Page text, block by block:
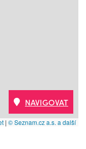
| © Seznam.cz a.s. a další
NAVIGOVAT